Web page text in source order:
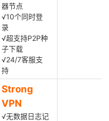
器节点
√10个同时登
录
√超支持P2P种
子下载
√24/7客服支
持
Strong
VPN
√无数据日志记